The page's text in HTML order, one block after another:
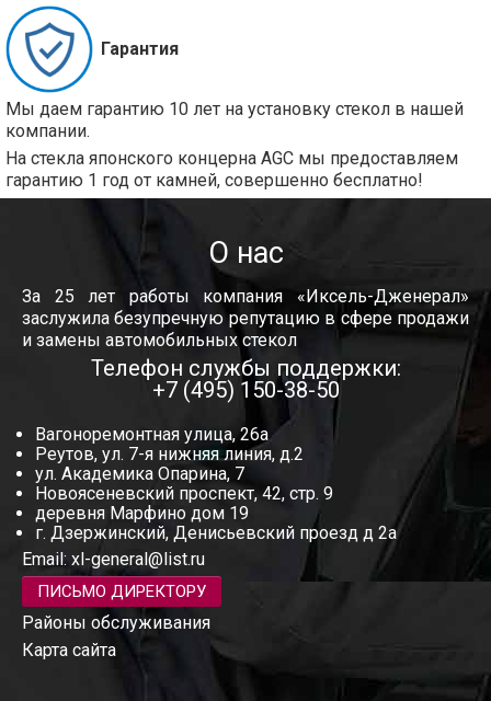
Гарантия
Мы даем гарантию 10 лет на установку стекол в нашей
компании.
На стекла японского концерна AGC мы предоставляем
гарантию 1 год от камней, совершенно бесплатно!
О нас
За 25 лет работы компания «Иксель-Дженерал»
заслужила безупречную репутацию в сфере продажи
и замены автомобильных стекол
Телефон службы поддержки:
+7 (495) 150-38-50
Вагоноремонтная улица, 26а
Реутов, ул. 7-я нижняя линия, д.2
ул. Академика Опарина, 7
Новоясеневский проспект, 42, стр. 9
деревня Марфино дом 19
г. Дзержинский, Денисьевский проезд д 2а
Email: xl-general@list.ru
ПИСЬМО ДИРЕКТОРУ
Районы обслуживания
Карта сайта